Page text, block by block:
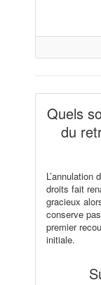
Quels
du
L’annulation
droits fait
gracieux
conserve
premier
initiale.